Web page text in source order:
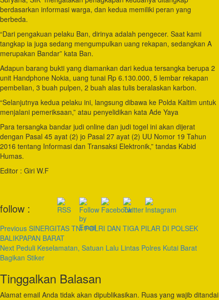
berdasarkan informasi warga, dan kedua memiliki peran yang
berbeda.
“Dari pengakuan pelaku Ban, dirinya adalah pengecer. Saat kami
tangkap ia juga sedang mengumpulkan uang rekapan, sedangkan A
merupakan Bandar” kata Ban.
Adapun barang bukti yang diamankan dari kedua tersangka berupa 2
unit Handphone Nokia, uang tunai Rp 6.130.000, 5 lembar rekapan
pembelian, 3 buah pulpen, 2 buah alas tulis beralaskan karbon.
“Selanjutnya kedua pelaku ini, langsung dibawa ke Polda Kaltim untuk
menjalani pemeriksaan,” atau penyelidikan kata Ade Yaya
Para tersangka bandar judi online dan judi togel ini akan dijerat
dengan Pasal 45 ayat (2) jo Pasal 27 ayat (2) UU Nomor 19 Tahun
2016 tentang Informasi dan Transaksi Elektronik,” tandas Kabid
Humas.
Editor : Giri W.F
follow :
Post
Navigation
Previous SINERGITAS TNI POLRI DAN TIGA PILAR DI POLSEK
BALIKPAPAN BARAT
Next Peduli Keselamatan, Satuan Lalu Lintas Polres Kutai Barat
Bagikan Stiker
Tinggalkan Balasan
Alamat email Anda tidak akan dipublikasikan. Ruas yang wajib ditandai